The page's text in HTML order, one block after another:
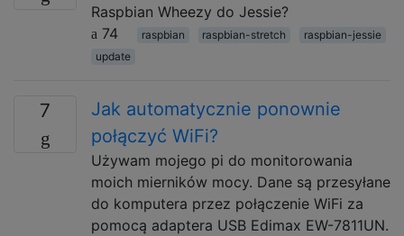
Raspbian Wheezy do Jessie?
74
raspbian raspbian-stretch
raspbian-jessie
update
7
Jak automatycznie ponownie
połączyć WiFi?
Używam mojego pi do monitorowania
moich mierników mocy. Dane są przesyłane
do komputera przez połączenie WiFi za
pomocą adaptera USB Edimax EW-7811UN.